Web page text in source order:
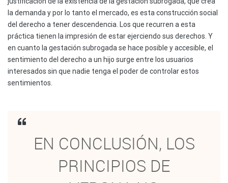
la demanda y por lo tanto el mercado, es esta construcción social
del derecho a tener descendencia. Los que recurren a esta
práctica tienen la impresión de estar ejerciendo sus derechos. Y
en cuanto la gestación subrogada se hace posible y accesible, el
sentimiento del derecho a un hijo surge entre los usuarios
interesados sin que nadie tenga el poder de controlar estos
sentimientos.
EN CONCLUSIÓN, LOS
PRINCIPIOS DE